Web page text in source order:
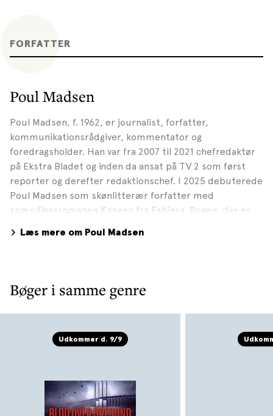
FORFATTER
Poul Madsen
Poul Madsen, f. 1962, er journalist, forfatter,
kommunikationsrådgiver, kommentator og
foredragsholder. Han var fra 2007 til 2021 chefredaktør
på Ekstra Bladet og inden da ansat på TV 2 som først
reporter og derefter redaktionschef. I 2025 debuterede
Poul Madsen som skønlitterær forfatter med
spændingsromanen Kongen fra Esbjerg. Bogen, der er
serie. I marts 2026 udkommer Kejseren af
Læs mere om Poul Madsen
Bøger i samme genre
Udkommer d. 9/9